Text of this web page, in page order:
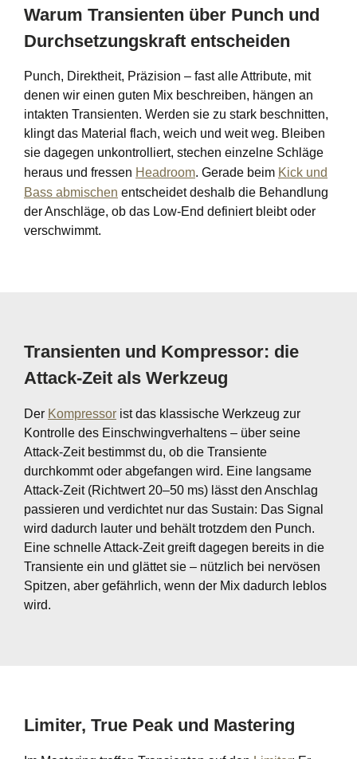
Warum Transienten über Punch und
Durchsetzungskraft entscheiden
Punch, Direktheit, Präzision – fast alle Attribute, mit
denen wir einen guten Mix beschreiben, hängen an
intakten Transienten. Werden sie zu stark beschnitten,
klingt das Material flach, weich und weit weg. Bleiben
sie dagegen unkontrolliert, stechen einzelne Schläge
heraus und fressen Headroom. Gerade beim Kick und
Bass abmischen entscheidet deshalb die Behandlung
der Anschläge, ob das Low-End definiert bleibt oder
verschwimmt.
Transienten und Kompressor: die
Attack-Zeit als Werkzeug
Der Kompressor ist das klassische Werkzeug zur
Kontrolle des Einschwingverhaltens – über seine
Attack-Zeit bestimmst du, ob die Transiente
durchkommt oder abgefangen wird. Eine langsame
Attack-Zeit (Richtwert 20–50 ms) lässt den Anschlag
passieren und verdichtet nur das Sustain: Das Signal
wird dadurch lauter und behält trotzdem den Punch.
Eine schnelle Attack-Zeit greift dagegen bereits in die
Transiente ein und glättet sie – nützlich bei nervösen
Spitzen, aber gefährlich, wenn der Mix dadurch leblos
wird.
Limiter, True Peak und Mastering